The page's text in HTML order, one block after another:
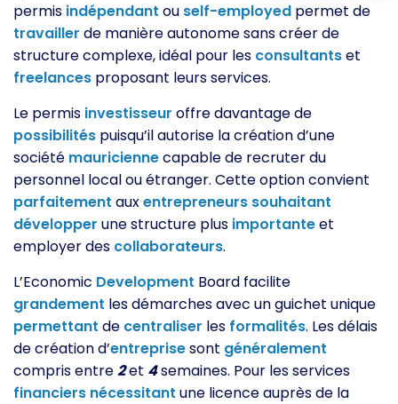
permis indépendant ou self-employed permet de
travailler de manière autonome sans créer de
structure complexe, idéal pour les consultantset
freelances proposant leurs services.
Le permis investisseur offre davantage de
possibilités puisqu’il autorise la création d’une
société mauriciennecapable de recruter du
personnel local ou étranger. Cette option convient
parfaitement auxentrepreneurs souhaitant
développer une structure plus importanteet
employer des collaborateurs.
L’Economic Development Board facilite
grandement les démarches avec un guichet unique
permettant de centraliser les formalités. Les délais
de création d’entreprisesont généralement
compris entre2et 4semaines. Pour les services
financiers nécessitant une licence auprès de la